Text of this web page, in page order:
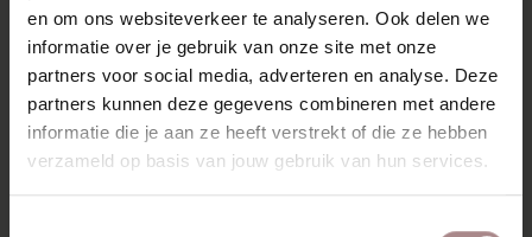
en om ons websiteverkeer te analyseren. Ook delen we
informatie over je gebruik van onze site met onze
partners voor social media, adverteren en analyse. Deze
partners kunnen deze gegevens combineren met andere
informatie die je aan ze heeft verstrekt of die ze hebben
verzameld op basis van jouw gebruik van hun services.
whitewash en walnoot. Een tijdloos en functioneel tv
meubel dat past in elke woonruimte.
KENMERKEN
VERPAKKING & MONTAGE
KLEURSTAAL BESTELLEN